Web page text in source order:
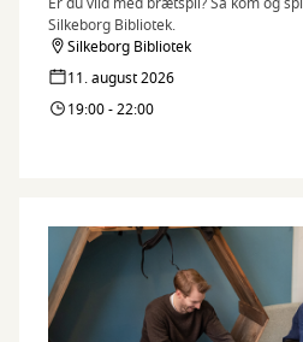
Silkeborg Bibliotek.
Silkeborg Bibliotek
11. august 2026
19:00 - 22:00